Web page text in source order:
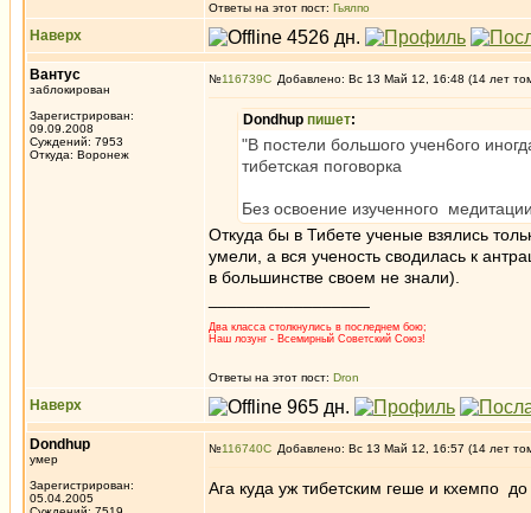
Ответы на этот пост: Гьялпо
Наверх
Вантус
заблокирован
Зарегистрирован:
09.09.2008
Суждений: 7953
Откуда: Воронеж
№116739 Добавлено: Вс 13 Май 12, 16:48 (14 лет
Dondhup пишет:
"В постели большого учен6ого
тибетская поговорка
Без освоение изученного
Откуда бы в Тибете ученые взялись
умели, а вся ученость сводилась к
в большинстве своем не знали).
Два класса столкнулись в последнем бою;
Наш лозунг - Всемирный Советский Союз!
Ответы на этот пост: Dron
Наверх
Dondhup
умер
Зарегистрирован:
05.04.2005
№116740 Добавлено: Вс 13 Май 12, 16:57 (14 лет
Ага куда уж тибетским геше и кхемпо